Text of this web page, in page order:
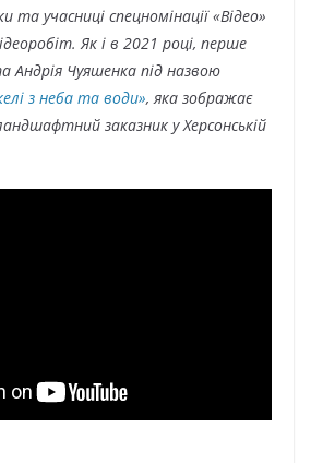
та учасниці спецномінації «Відео»
Як і в 2021 році, перше
Андрія Чуяшенка під назвою
з неба та води», яка зображає
заказник у Херсонській